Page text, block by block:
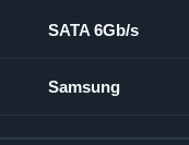
SATA 6Gb/s
Samsung